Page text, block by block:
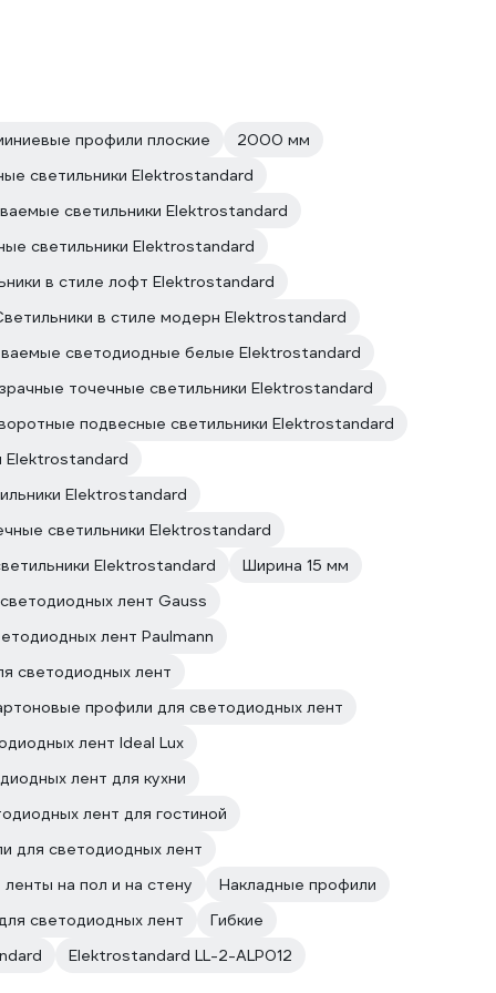
профили плоские
2000 мм
светильники Elektrostandard
светильники Elektrostandard
светильники Elektrostandard
в стиле лофт Elektrostandard
в стиле модерн Elektrostandard
светодиодные белые Elektrostandard
точечные светильники Elektrostandard
подвесные светильники Elektrostandard
Elektrostandard
Elektrostandard
светильники Elektrostandard
Elektrostandard
Ширина 15 мм
лент Gauss
лент Paulmann
светодиодных лент
профили для светодиодных лент
лент Ideal Lux
лент для кухни
лент для гостиной
для светодиодных лент
на пол и на стену
Накладные профили
светодиодных лент
Гибкие
Elektrostandard LL-2-ALP012